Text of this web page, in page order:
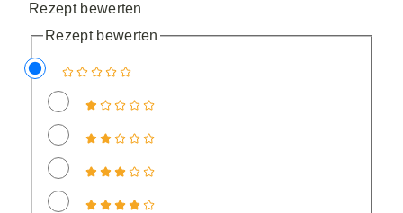
Rezept bewerten
Rezept bewerten